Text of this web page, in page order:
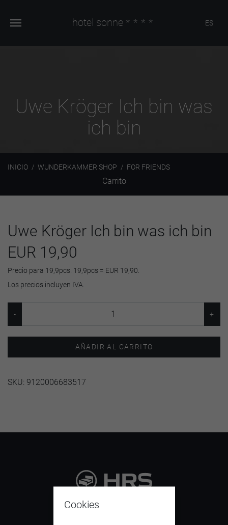
hotel sonne **** ES
Uwe Kröger Ich bin was
ich bin
INICIO WUNDERKAMMER SHOP FOR FRIENDS
Carrito
Uwe Kröger Ich bin was ich bin
EUR 19,90
Precio para 19,9pcs. 19,9pcs = EUR 19,90.
Los precios incluyen IVA.
AÑADIR AL CARRITO
SKU: 9120006683517
9.4
Cookies